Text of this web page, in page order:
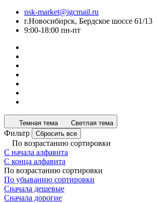
nsk-market@igcmail.ru
г.Новосибирск, Бердское шоссе 61/13
9:00-18:00 пн-пт
Темная тема Светлая тема
Фильтр Сбросить все
По возрастанию сортировки
С начала алфавита
С конца алфавита
По возрастанию сортировки
По убыванию сортировки
Сначала дешевые
Сначала дорогие